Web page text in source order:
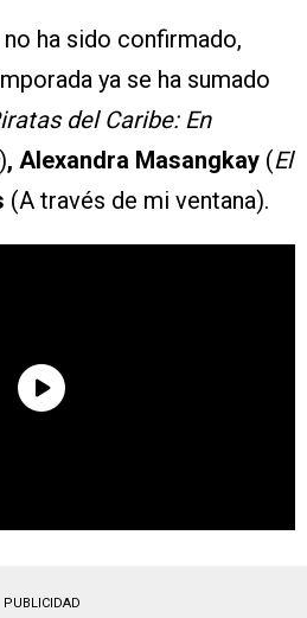
ha sido confirmado,
ya se ha sumado
del Caribe: En
), Alexandra Masangkay (El
(A través de mi ventana).
PUBLICIDAD